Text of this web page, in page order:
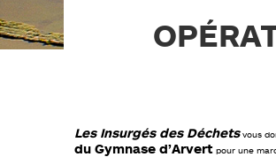
RISQUES NATURELS (PPRN)
GESTIONS DES EAUX
Les Insurgés des Déchetsvous
du Gymnase d’Arvert pour une